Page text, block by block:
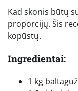
Kad skonis būtų
proporcijų. Šis
kopūstų.
Ingredientai:
1 kg